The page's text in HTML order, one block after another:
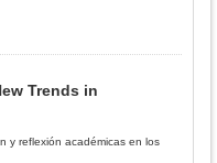
Trends in
y reflexión académicas en los